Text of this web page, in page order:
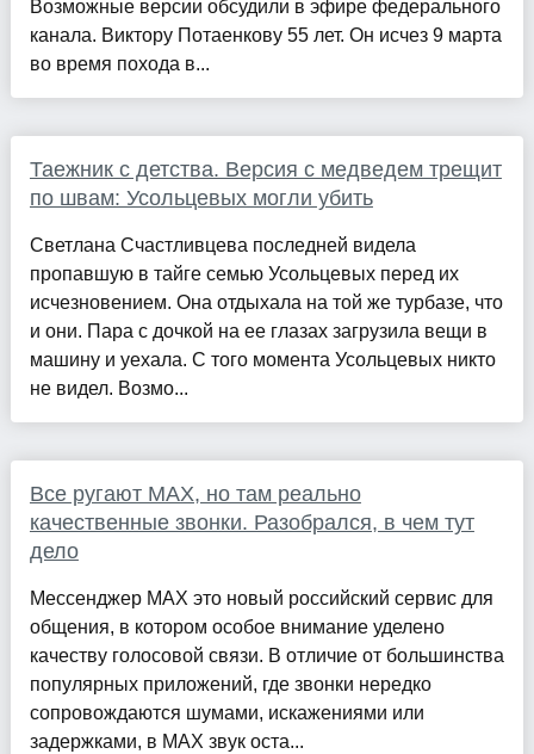
Возможные версии обсудили в эфире федерального
канала. Виктору Потаенкову 55 лет. Он исчез 9 марта
во время похода в...
Таежник с детства. Версия с медведем трещит
по швам: Усольцевых могли убить
Светлана Счастливцева последней видела
пропавшую в тайге семью Усольцевых перед их
исчезновением. Она отдыхала на той же турбазе, что
и они. Пара с дочкой на ее глазах загрузила вещи в
машину и уехала. С того момента Усольцевых никто
не видел. Возмо...
Все ругают MAX, но там реально
качественные звонки. Разобрался, в чем тут
дело
Мессенджер MAX это новый российский сервис для
общения, в котором особое внимание уделено
качеству голосовой связи. В отличие от большинства
популярных приложений, где звонки нередко
сопровождаются шумами, искажениями или
задержками, в MAX звук оста...